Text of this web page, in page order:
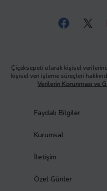
Çiçeksepeti olarak kişisel
kişisel veri işleme süreçleri
Verilerin Korunması ve
Faydalı Bilgiler
Kurumsal
İletişim
Özel Günler